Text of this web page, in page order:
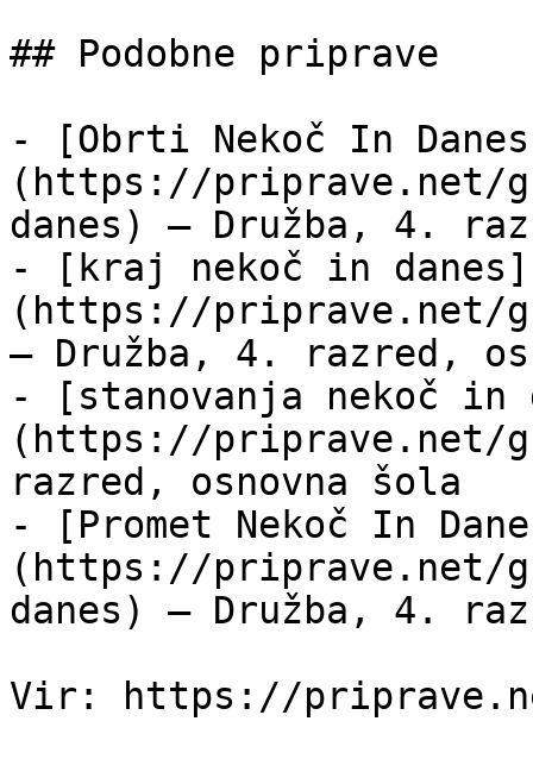
## Podobne priprave
- [Obrti Nekoč In
(https://priprave.net/
danes) — Družba, 4.
- [kraj nekoč in danes]
(https://priprave.net/
— Družba, 4. razred,
- [stanovanja nekoč in
(https://priprave.net/
razred, osnovna šola
- [Promet Nekoč In
(https://priprave.net/
danes) — Družba, 4.